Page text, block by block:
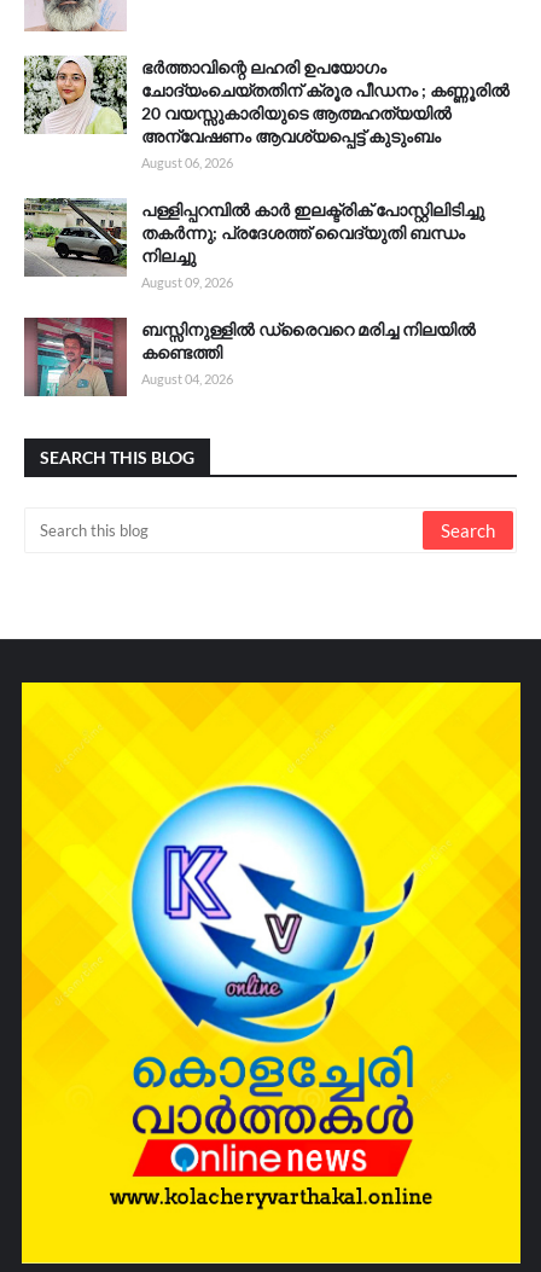
ഭർത്താവിന്റെ ലഹരി ഉപയോഗം
ചോദ്യംചെയ്തതിന് ക്രൂര പീഡനം ; കണ്ണൂരിൽ
20 വയസ്സുകാരിയുടെ ആത്മഹത്യയിൽ
അന്വേഷണം ആവശ്യപ്പെട്ട് കുടുംബം
August 06, 2026
പള്ളിപ്പറമ്പിൽ കാർ ഇലക്ട്രിക് പോസ്റ്റിലിടിച്ചു
തകർന്നു; പ്രദേശത്ത് വൈദ്യുതി ബന്ധം
നിലച്ചു
August 09, 2026
ബസ്സിനുള്ളിൽ ഡ്രൈവറെ മരിച്ച നിലയിൽ
കണ്ടെത്തി
August 04, 2026
SEARCH THIS BLOG